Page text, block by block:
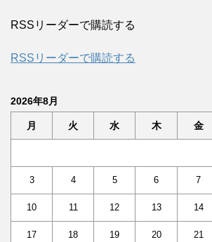
RSSリーダーで購読する
RSSリーダーで購読する
2026年8月
月 火 水 木 金
3 4 5 6 7
10 11 12 13 14
17 18 19 20 21